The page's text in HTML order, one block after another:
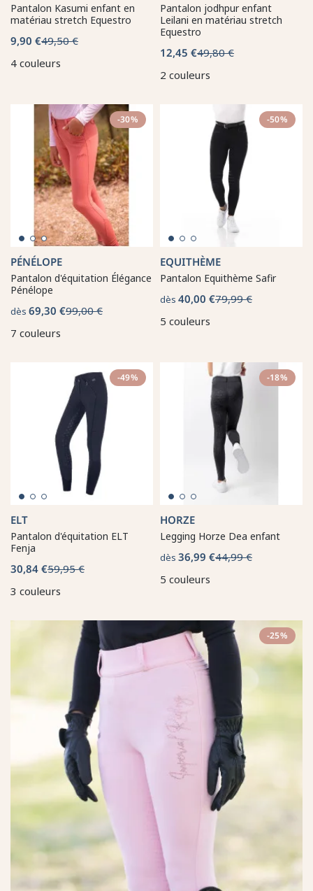
Pantalon Kasumi enfant en
matériau stretch Equestro
9,90 €49,50 €
4 couleurs
Pantalon jodhpur enfant
Leilani en matériau stretch
Equestro
12,45 €49,80 €
2 couleurs
-30%
PÉNÉLOPE
Pantalon d'équitation Élégance
Pénélope
dès 69,30 €99,00 €
7 couleurs
-50%
EQUITHÈME
Pantalon Equithème Safir
dès 40,00 €79,99 €
5 couleurs
-49%
ELT
Pantalon d'équitation ELT
Fenja
30,84 €59,95 €
3 couleurs
-18%
HORZE
Legging Horze Dea enfant
dès 36,99 €44,99 €
5 couleurs
-25%